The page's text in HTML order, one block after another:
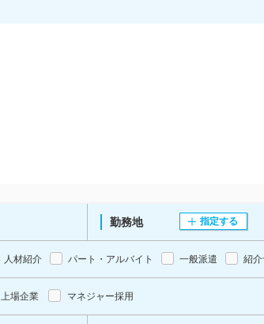
勤務地 指定する
人材紹介 パート・アルバイト 一般派遣 紹
上場企業 マネジャー採用